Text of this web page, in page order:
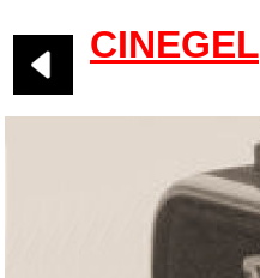
CINEGEL